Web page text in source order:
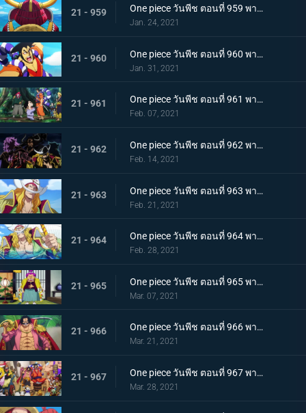
21 - 959 One piece วันพีช ตอนที่ 959 พากย์ไทย ท่าเรือที่นัดพบ! วะโนะคุนิองก์ 3 เริ่มแล้ว!
Jan. 24, 2021
21 - 960 One piece วันพีช ตอนที่ 960 พากย์ไทย ซามูไรอันดับหนึ่งของวะโนะคุนิ! โคสึกิ โอเด้ง มาแล้ว
Jan. 31, 2021
21 - 961 One piece วันพีช ตอนที่ 961 พากย์ไทย สาบานเป็นศิษย์ทั้งน้ำตา โอเด้งกับคินเอม่อน
Feb. 07, 2021
21 - 962 One piece วันพีช ตอนที่ 962 พากย์ไทย ชะตาชีวิตที่เปลี่ยนแปลง กลุ่มโจรสลัดหนวดขาวเกยตื้น!!
Feb. 14, 2021
21 - 963 One piece วันพีช ตอนที่ 963 พากย์ไทย ความมุ่งมั่นของโอเด้ง! การทดสอบของหนวดขาว!
Feb. 21, 2021
21 - 964 One piece วันพีช ตอนที่ 964 พากย์ไทย น้องชายของหนวดขาว! การผจญภัยของโอเด้ง!
Feb. 28, 2021
21 - 965 One piece วันพีช ตอนที่ 965 พากย์ไทย ดวลดาบ! โรเจอร์กับหนวดขาว!
Mar. 07, 2021
21 - 966 One piece วันพีช ตอนที่ 966 พากย์ไทย ความปรารถนาของโรเจอร์! การเดินทางครั้งใหม่
Mar. 21, 2021
21 - 967 One piece วันพีช ตอนที่ 967 พากย์ไทย อุทิศชีวิต! การผจญภัยของโรเจอร์!
Mar. 28, 2021